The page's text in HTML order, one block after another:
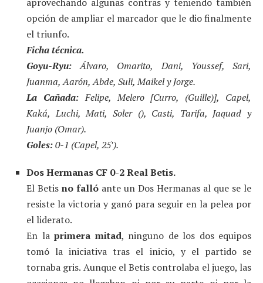
opción de ampliar el marcador que le dio finalmente
el triunfo.
Ficha técnica.
Goyu-Ryu: Álvaro, Omarito, Dani, Youssef, Sari,
Juanma, Aarón, Abde, Suli, Maikel y Jorge.
La Cañada:Felipe, Melero [Curro, (Guille)], Capel,
Kaká, Luchi, Mati, Soler (), Casti, Tarifa, Jaquad y
Juanjo (Omar).
Goles:0-1 (Capel, 25′).
Dos Hermanas CF 0-2 Real Betis.
El Betis no falló ante un Dos Hermanas al que se le
resiste la victoria y ganó para seguir en la pelea por
el liderato.
En la primera mitad, ninguno de los dos equipos
tomó la iniciativa tras el inicio, y el partido se
tornaba gris. Aunque el Betis controlaba el juego, las